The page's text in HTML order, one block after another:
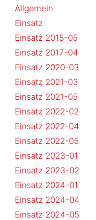
Allgemein
Einsatz
Einsatz 2015-05
Einsatz 2017-04
Einsatz 2020-03
Einsatz 2021-03
Einsatz 2021-05
Einsatz 2022-02
Einsatz 2022-04
Einsatz 2022-05
Einsatz 2023-01
Einsatz 2023-02
Einsatz 2024-01
Einsatz 2024-04
Einsatz 2024-05